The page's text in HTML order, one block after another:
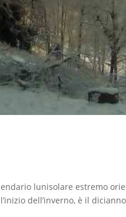
lunisolare estremo
dell’inverno, è il